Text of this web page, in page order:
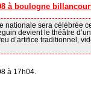
à boulogne
nationale sera célébrée
devient le théâtre
d’artifice traditionnel,
à 17h04.